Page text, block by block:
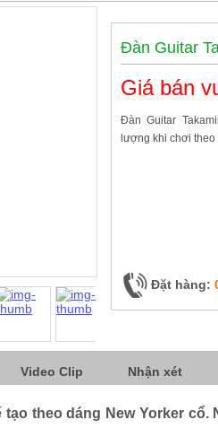
Đàn Guitar
Giá bán
Đàn Guitar
lượng khi chơi
Đặt hàng:
Video Clip Nhận xét
theo dáng New Yorker cổ.